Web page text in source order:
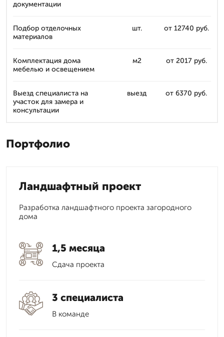
документации
Подбор отделочных
материалов
шт. от 12740 руб.
Комплектация дома
мебелью и освещением
м2 от 2017 руб.
Выезд специалиста на
участок для замера и
консультации
выезд от 6370 руб.
Портфолио
Ландшафтный проект
Разработка ландшафтного проекта загородного
дома
1,5 месяца
Сдача проекта
3 специалиста
В команде